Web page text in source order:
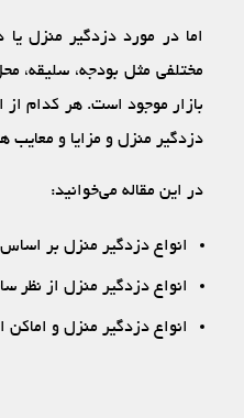
اما در مورد دزدگیر منزل یا
مختلفی مثل بودجه، سلیقه،
بازار موجود است. هر کدام از
دزدگیر منزل و مزایا و معایب
در این مقاله می‌خوانید:
انواع دزدگیر منزل بر
انواع دزدگیر منزل از نظر
انواع دزدگیر منزل و